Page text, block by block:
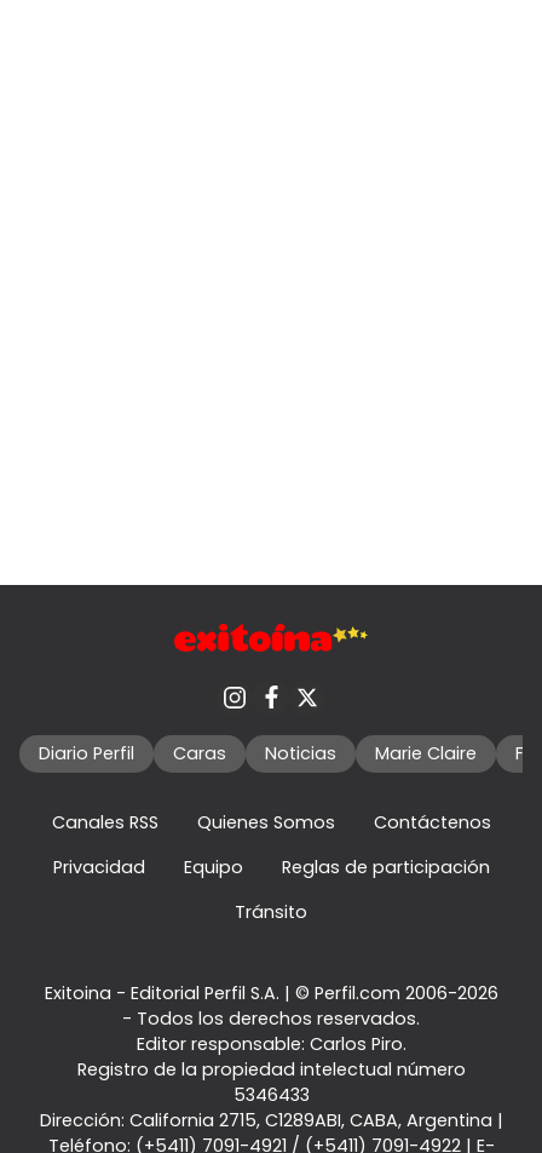
Diario Perfil Caras Noticias Marie Claire
Canales RSS Quienes Somos
Contáctenos
Privacidad
Equipo
Reglas de participación
Tránsito
Exitoina - Editorial Perfil S.A. | © Perfil.com 2006-2026
- Todos los derechos reservados.
Editor responsable: Carlos Piro.
Registro de la propiedad intelectual número
5346433
Dirección: California 2715, C1289ABI, CABA, Argentina |
Teléfono: (+5411) 7091-4921 / (+5411) 7091-4922| E-